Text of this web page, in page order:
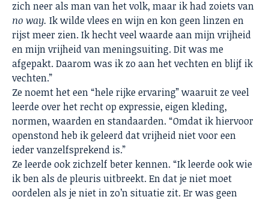
zich neer als man van het volk, maar ik had zoiets van
no way. Ik wilde vlees en wijn en kon geen linzen en
rijst meer zien. Ik hecht veel waarde aan mijn vrijheid
en mijn vrijheid van meningsuiting. Dit was me
afgepakt. Daarom was ik zo aan het vechten en blijf ik
vechten.”
Ze noemt het een “hele rijke ervaring” waaruit ze veel
leerde over het recht op expressie, eigen kleding,
normen, waarden en standaarden. “Omdat ik hiervoor
openstond heb ik geleerd dat vrijheid niet voor een
ieder vanzelfsprekend is.”
Ze leerde ook zichzelf beter kennen. “Ik leerde ook wie
ik ben als de pleuris uitbreekt. En dat je niet moet
oordelen als je niet in zo’n situatie zit. Er was geen